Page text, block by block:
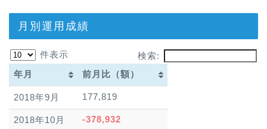
月別運用成績
件表示
検索:
年月
前月比（額）
年月
前月比（額）
2018年9月 177,819
2018年10月 -378,932